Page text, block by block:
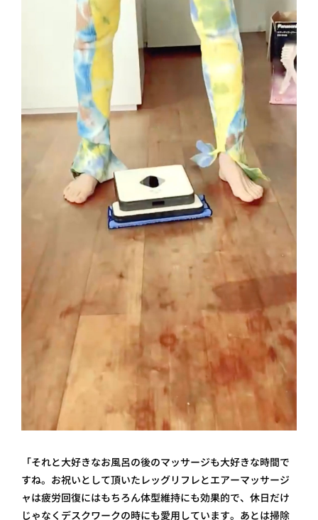
「それと大好きなお風呂の後のマッサージも大好きな時間で
すね。お祝いとして頂いたレッグリフレとエアーマッサージ
ャは疲労回復にはもちろん体型維持にも効果的で、休日だけ
じゃなくデスクワークの時にも愛用しています。あとは掃除